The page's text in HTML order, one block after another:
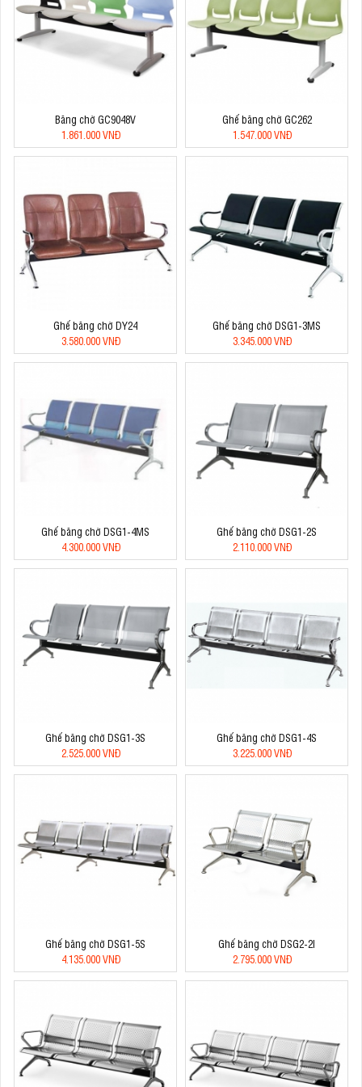
Băng chờ GC9048V
1.861.000 VNĐ
Ghế băng chờ GC262
1.547.000 VNĐ
Ghế băng chờ DY24
3.580.000 VNĐ
Ghế băng chờ DSG1-3MS
3.345.000 VNĐ
Ghế băng chờ DSG1-4MS
4.300.000 VNĐ
Ghế băng chờ DSG1-2S
2.110.000 VNĐ
Ghế băng chờ DSG1-3S
2.525.000 VNĐ
Ghế băng chờ DSG1-4S
3.225.000 VNĐ
Ghế băng chờ DSG1-5S
4.135.000 VNĐ
Ghế băng chờ DSG2-2I
2.795.000 VNĐ